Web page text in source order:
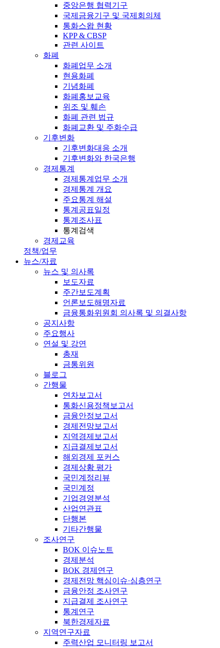
중앙은행 협력기구
국제금융기구 및 국제회의체
통화스왑 현황
KPP & CBSP
관련 사이트
화폐
화폐업무 소개
현용화폐
기념화폐
화폐홍보교육
위조 및 훼손
화폐 관련 법규
화폐교환 및 주화수급
기후변화
기후변화대응 소개
기후변화와 한국은행
경제통계
경제통계업무 소개
경제통계 개요
주요통계 해설
통계공표일정
통계조사표
통계검색
경제교육
정책/업무
뉴스/자료
뉴스 및 의사록
보도자료
주간보도계획
언론보도해명자료
금융통화위원회 의사록 및 의결사항
공지사항
주요행사
연설 및 강연
총재
금통위원
블로그
간행물
연차보고서
통화신용정책보고서
금융안정보고서
경제전망보고서
지역경제보고서
지급결제보고서
해외경제 포커스
경제상황 평가
국민계정리뷰
국민계정
기업경영분석
산업연관표
단행본
기타간행물
조사연구
BOK 이슈노트
경제분석
BOK 경제연구
경제전망 핵심이슈·심층연구
금융안정 조사연구
지급결제 조사연구
통계연구
북한경제자료
지역연구자료
주력산업 모니터링 보고서